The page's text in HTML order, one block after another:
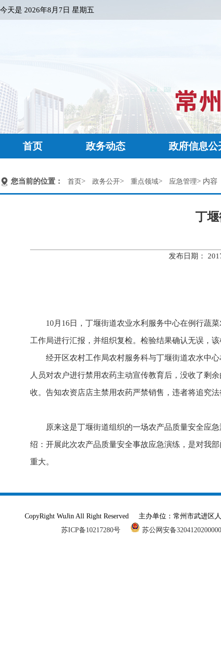
今天是 2026年8月7日 星期五
首页 政务动态 政府信息公
您当前的位置： 首页> 政务公开> 重点领域> 应急管理> 内容
丁
发布日期：
10月16日，丁堰街道农业水利服务中心在例行蔬菜
工作局进行汇报，并组织复检。检验结果确认无误，
经开区农村工作局农村服务科与丁堰街道农水中心
人员对农户进行禁用农药主动宣传教育后，没收了剩
收。告知农资店店主禁用农药严禁销售，违者将追究
原来这是丁堰街道组织的一场农产品质量安全应急
绍：开展此次农产品质量安全事故应急演练，是对我
重大。
CopyRight WuJin All Right Reserved 主办单位：常州市武进
苏ICP备10217280号
苏公网安备